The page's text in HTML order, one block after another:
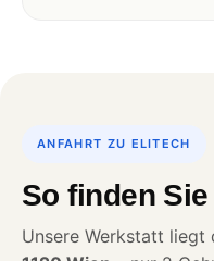
ANFAHRT ZU ELITECH
So finden
Unsere Werkstatt liegt